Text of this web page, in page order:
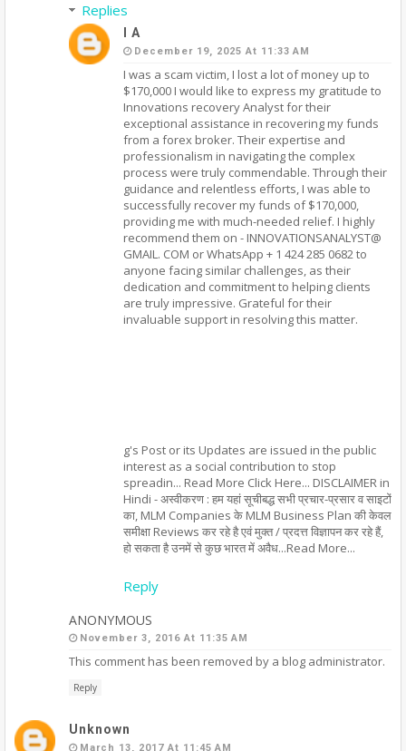
Replies
I A
December 19, 2025 At 11:33 AM
I was a scam victim, I lost a lot of money up to
$170,000 I would like to express my gratitude to
Innovations recovery Analyst for their
exceptional assistance in recovering my funds
from a forex broker. Their expertise and
professionalism in navigating the complex
process were truly commendable. Through their
guidance and relentless efforts, I was able to
successfully recover my funds of $170,000,
providing me with much-needed relief. I highly
recommend them on - INNOVATIONSANALYST@
GMAIL. COM or WhatsApp + 1 424 285 0682 to
anyone facing similar challenges, as their
dedication and commitment to helping clients
are truly impressive. Grateful for their
invaluable support in resolving this matter.
g's Post or its Updates are issued in the public
interest as a social contribution to stop
spreadin... Read More Click Here... DISCLAIMER in
Hindi - अस्वीकरण : हम यहां सूचीबद्ध सभी प्रचार-प्रसार व साइटों
का, MLM Companies के MLM Business Plan की केवल
समीक्षा Reviews कर रहे है एवं मुक्त / प्रदत्त विज्ञापन कर रहे हैं,
हो सकता है उनमें से कुछ भारत में अवैध...Read More...
Reply
ANONYMOUS
November 3, 2016 At 11:35 AM
This comment has been removed by a blog administrator.
Reply
Unknown
March 13, 2017 At 11:45 AM